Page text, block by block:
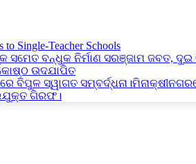
to Single-Teacher Schools
ସମେତ ବନ୍ଧୁକ ନିର୍ମାଣ ସରଞ୍ଜାମ ଜବତ,
ଉଦଯାପିତ
ବିପୁଳ ସ୍ୱାଗତ
ଗିରଫ।